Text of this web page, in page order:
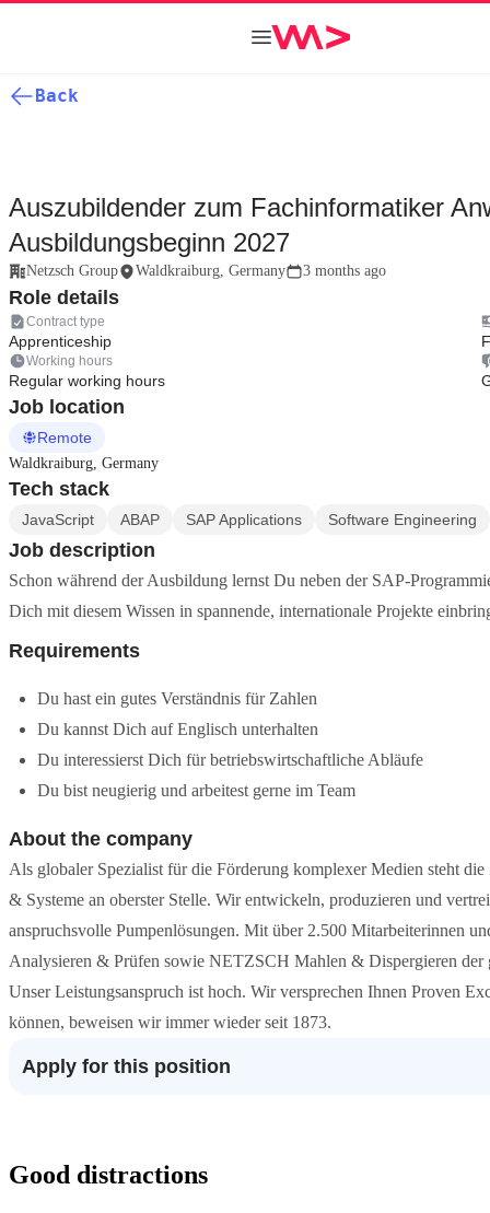
Back
Auszubildender zum Fachinformatiker
Ausbildungsbeginn 2027
Netzsch Group Waldkraiburg, Germany 3 months ago
Role details
Contract type
Apprenticeship
Working hours
Regular working hours
Job location
Remote
Waldkraiburg, Germany
Tech stack
JavaScript ABAP SAP Applications Software Engineering
Job description
Schon während der Ausbildung lernst Du neben der SAP-
Dich mit diesem Wissen in spannende, internationale Projekte
Requirements
Du hast ein gutes Verständnis für Zahlen
Du kannst Dich auf Englisch unterhalten
Du interessierst Dich für betriebswirtschaftliche Abläufe
Du bist neugierig und arbeitest gerne im Team
About the company
Als globaler Spezialist für die Förderung komplexer Medien steht
& Systeme an oberster Stelle. Wir entwickeln, produzieren und
anspruchsvolle Pumpenlösungen. Mit über 2.500 Mitarbeiterinnen
Analysieren & Prüfen sowie NETZSCH Mahlen & Dispergieren der
Unser Leistungsanspruch ist hoch. Wir versprechen Ihnen Proven
können, beweisen wir immer wieder seit 1873.
Apply for this position
Good distractions